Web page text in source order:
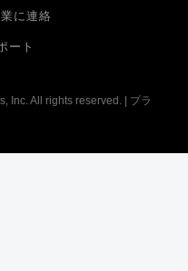
に連絡
ート
Inc. All rights reserved.
プラ